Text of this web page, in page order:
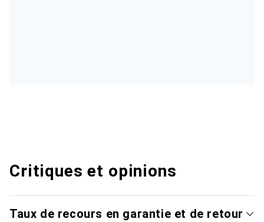
Critiques et opinions
Taux de recours en garantie et de retour